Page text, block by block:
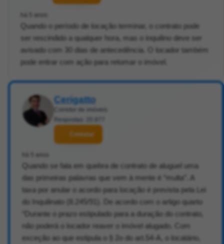
há 5 anos
Quando o período de locação terminar, o contrato pode
ser rescindido a qualquer hora, mas o inquilino deve ser
avisado com 30 dias de antecedência. O locador também
pode entrar com ação para retomar o imóvel.
Cerigatto
Corretor de imóveis
Respostas: 20.877
Contatar
há 5 anos
Quando se fala em quebra de contrato de aluguel uma
das primeiras palavras que vem à mente é “multa”. A
taxa por anular o acordo para locação é prevista pela Lei
do Inquilinato (8.245/91). De acordo com o artigo quarto
“Durante o prazo estipulado para a duração do contrato,
não poderá o locador reaver o imóvel alugado. Com
exceção ao que estipula o § 2o do art.54-A, o locatário,